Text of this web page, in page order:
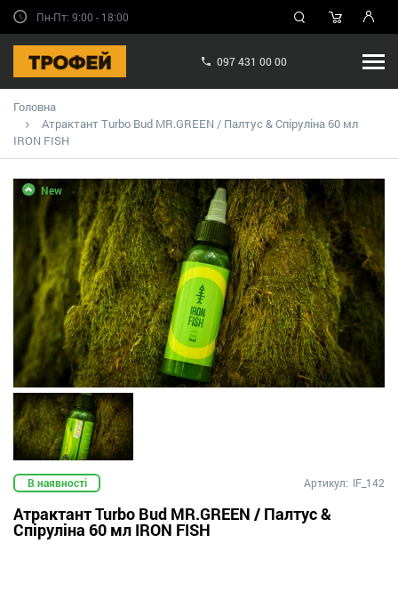
Пн-Пт: 9:00 - 18:00
097 431 00 00
Головна
Атрактант Turbo Bud MR.GREEN / Палтус & Спіруліна 60 мл
IRON FISH
New
В наявності Артикул: IF_142
Атрактант Turbo Bud MR.GREEN / Палтус &
Спіруліна 60 мл IRON FISH